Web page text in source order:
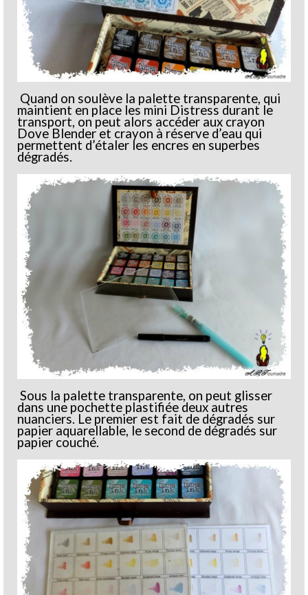
Quand on soulève la palette transparente, qui
maintient en place les mini Distress durant le
transport, on peut alors accéder aux crayon
Dove Blender et crayon à réserve d’eau qui
permettent d’étaler les encres en superbes
dégradés.
Sous la palette transparente, on peut glisser
dans une pochette plastifiée deux autres
nuanciers. Le premier est fait de dégradés sur
papier aquarellable, le second de dégradés sur
papier couché.